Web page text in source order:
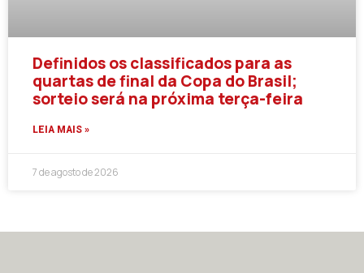
Definidos os classificados para as
quartas de final da Copa do Brasil;
sorteio será na próxima terça-feira
LEIA MAIS »
7 de agosto de 2026